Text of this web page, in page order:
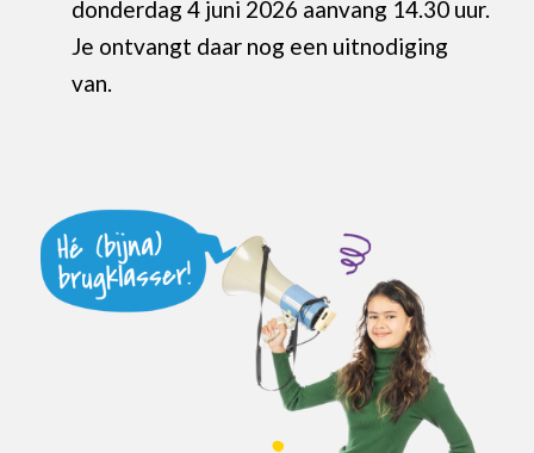
donderdag 4 juni 2026 aanvang 14.30 uur.
Je ontvangt daar nog een uitnodiging
van.